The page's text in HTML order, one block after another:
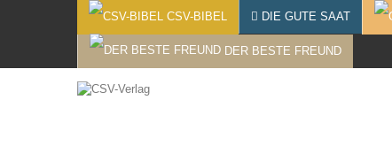
CSV-BIBEL DIE GUTE SAAT
DER BESTE FREUND